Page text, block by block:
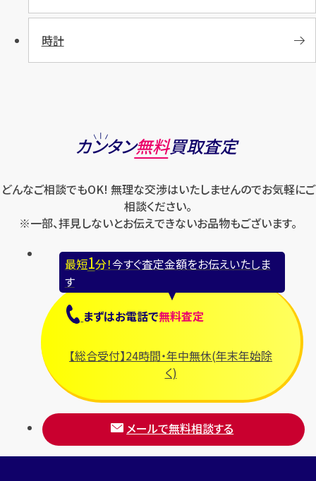
時計
カンタン無料買取査定
どんなご相談でもOK! 無理な交渉はいたしませんのでお気軽にご
相談ください。
※一部、拝見しないとお伝えできないお品物もございます。
最短1分！今すぐ査定金額をお伝えいたしま
す
まずはお電話で無料査定
【総合受付】24時間・年中無休(年末年始除
く)
メールで無料相談する